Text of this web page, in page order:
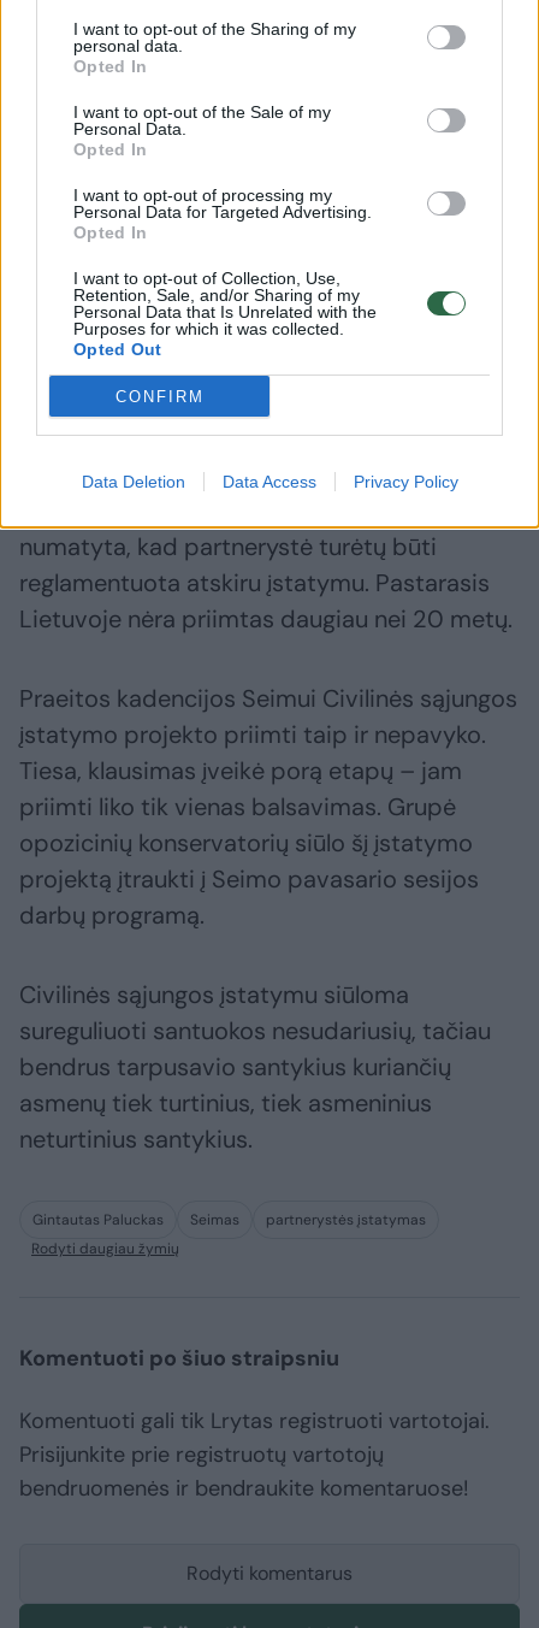
I want to opt-out of the Sharing of my
personal data.
Opted In
I want to opt-out of the Sale of my
Personal Data.
Opted In
I want to opt-out of processing my
Personal Data for Targeted Advertising.
Opted In
I want to opt-out of Collection, Use,
Retention, Sale, and/or Sharing of my
Personal Data that Is Unrelated with the
Purposes for which it was collected.
Opted Out
CONFIRM
Data Deletion Data Access Privacy Policy
A. Veryga – apie
Konstitucinio Teismo
žaidimą
G.
Šiuo metu Civiliniame kodekse įtvirtintas
bendro gyvenimo nesudarius santuokos
numatyta, kad partnerystė turėtų būti
reglamentuota atskiru įstatymu. Pastarasis
Lietuvoje nėra priimtas daugiau nei 20 metų.
Praeitos kadencijos Seimui Civilinės sąjungos
įstatymo projekto priimti taip ir nepavyko.
Tiesa, klausimas įveikė porą etapų – jam
priimti liko tik vienas balsavimas. Grupė
opozicinių konservatorių siūlo šį įstatymo
projektą įtraukti į Seimo pavasario sesijos
darbų programą.
Civilinės sąjungos įstatymu siūloma
sureguliuoti santuokos nesudariusių, tačiau
bendrus tarpusavio santykius kuriančių
asmenų tiek turtinius, tiek asmeninius
neturtinius santykius.
Gintautas Paluckas Seimas
partnerystės įstatymas
Rodyti daugiau žymių
Komentuoti po šiuo straipsniu
Komentuoti gali tik Lrytas registruoti vartotojai.
Prisijunkite prie registruotų vartotojų
bendruomenės ir bendraukite komentaruose!
Rodyti komentarus